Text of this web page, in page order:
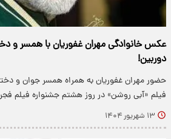
عکس خانوادگی مهران غفوریان با همسر و
دوربین!
حضور مهران غفوریان به همراه همسر جوان و
فیلم «آبی روشن» در روز هشتم جشنواره فیلم
۱۳ شهریور ۱۴۰۴